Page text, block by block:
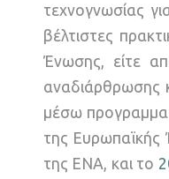
τεχνογνωσίας
βέλτιστες
Ένωσης, είτε
αναδιάρθρωσης
μέσω
της Ευρωπαϊκής
της ΕΝΑ, και το